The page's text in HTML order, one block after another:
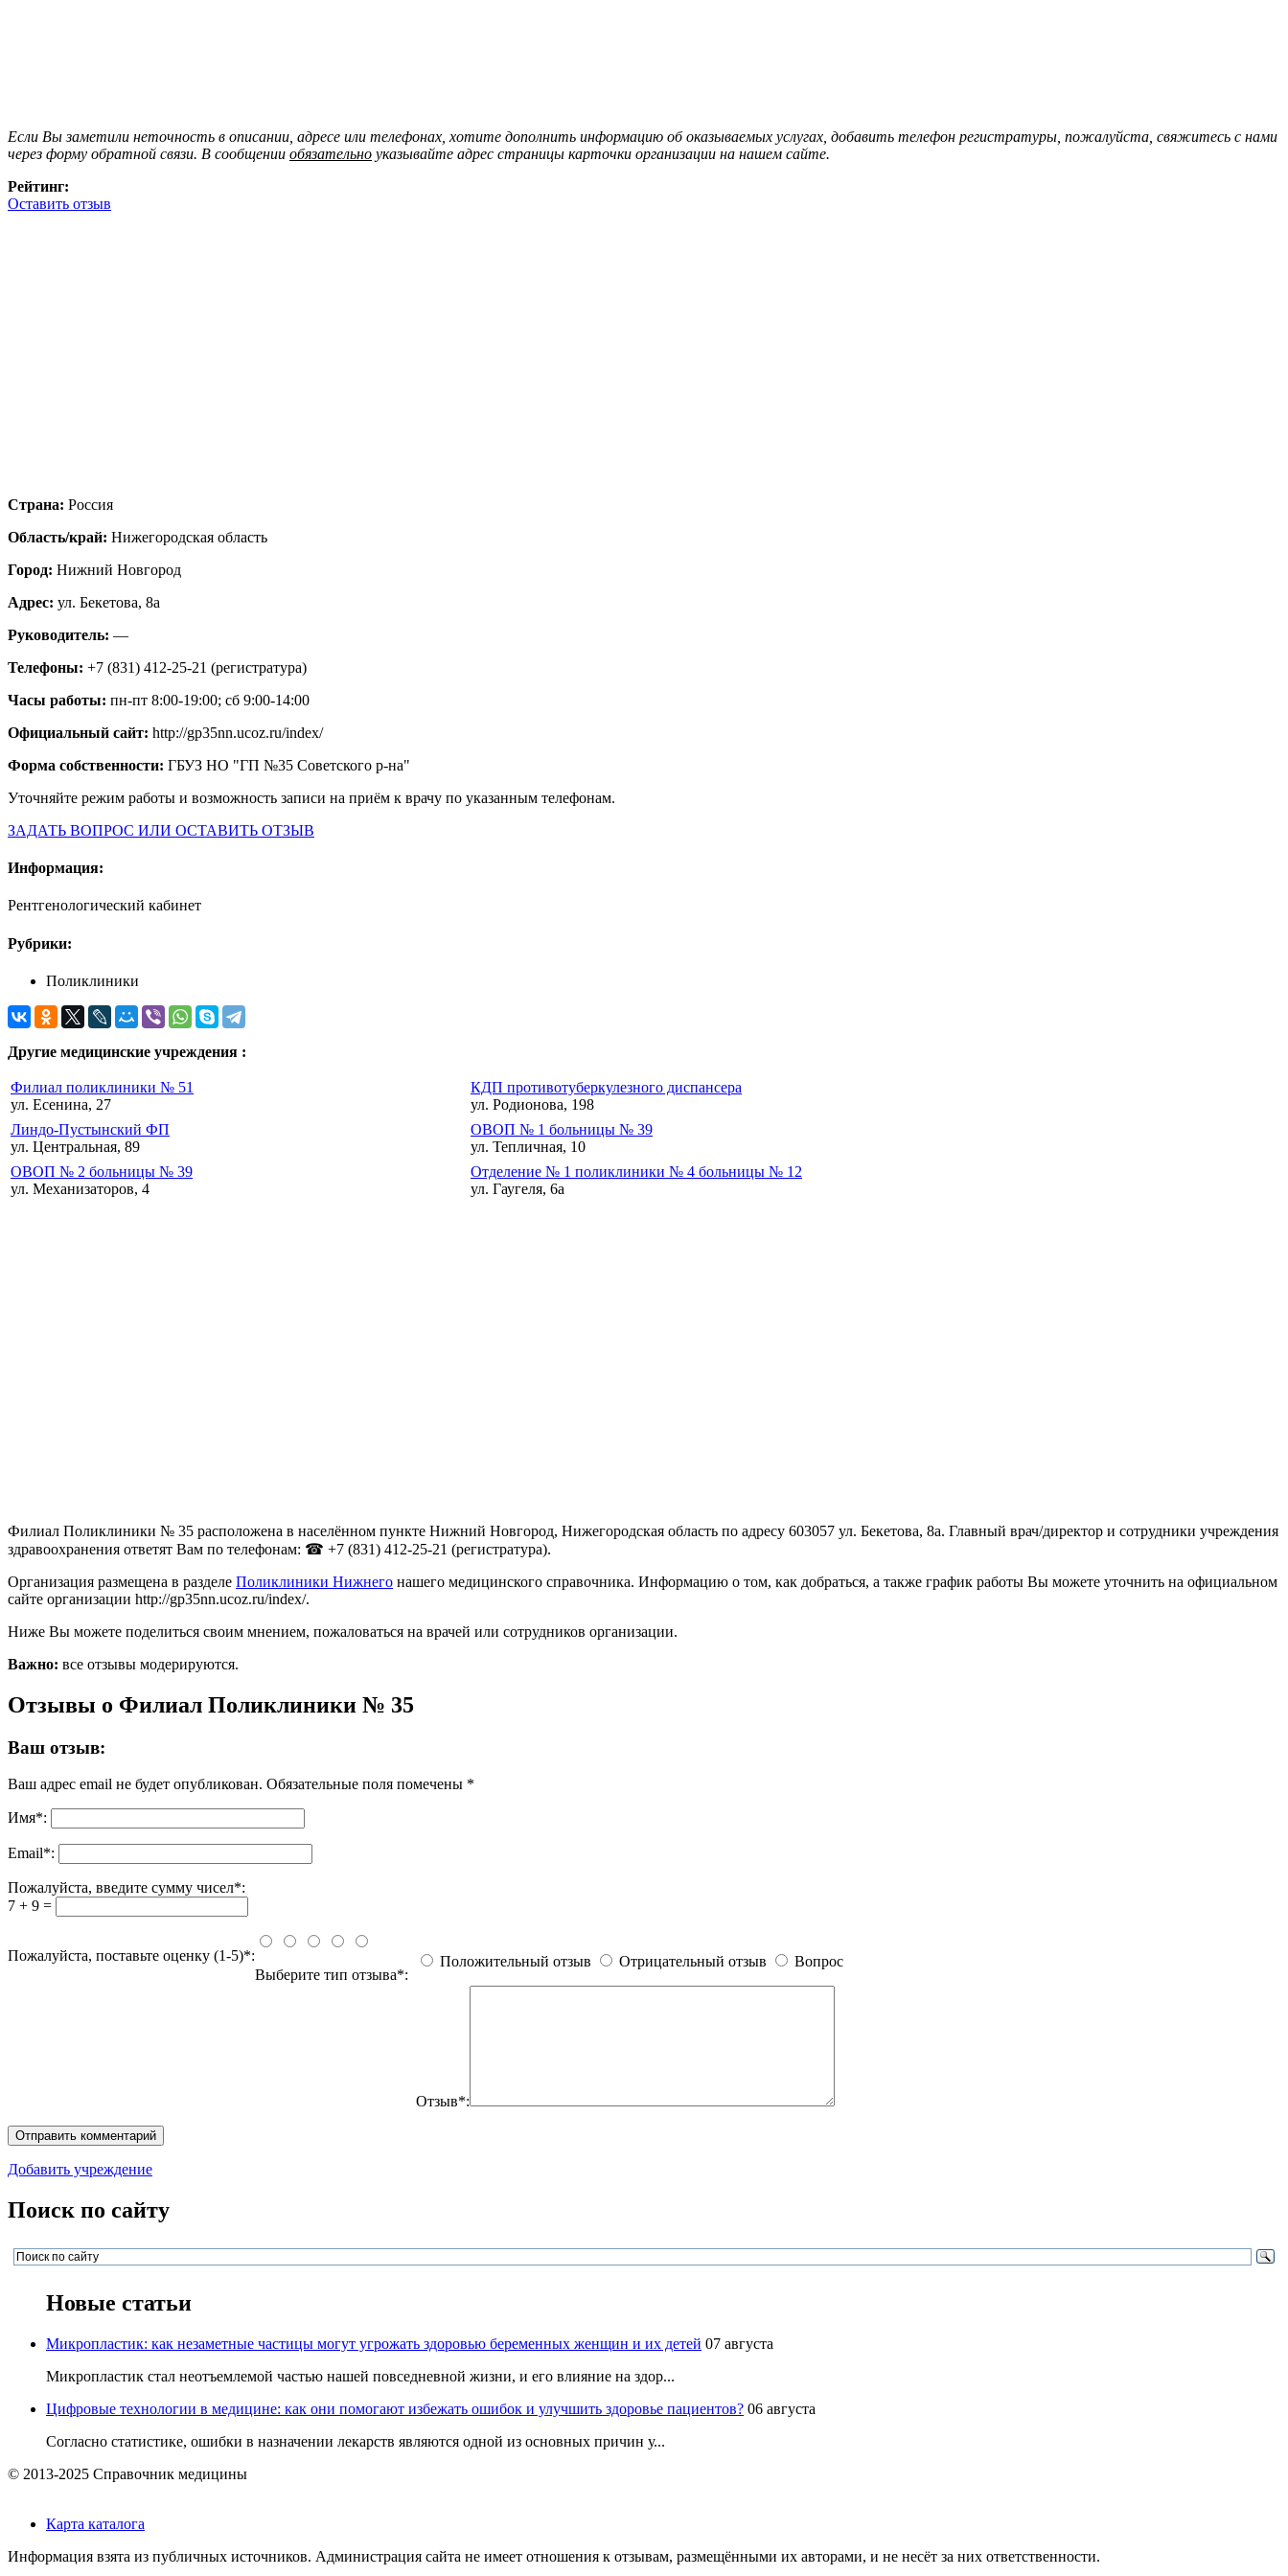
Если Вы заметили неточность в описании, адресе или телефонах, хотите дополнить информацию об оказываемых услугах, добавить телефон регистратуры, пожалуйста, свяжитесь с нами
через форму обратной связи. В сообщении обязательно указывайте адрес страницы карточки организации на нашем сайте.
Рейтинг:
Оставить отзыв
Страна: Россия
Область/край: Нижегородская область
Город: Нижний Новгород
Адрес: ул. Бекетова, 8а
Руководитель: —
Телефоны: +7 (831) 412-25-21 (регистратура)
Часы работы: пн-пт 8:00-19:00; сб 9:00-14:00
Официальный сайт: http://gp35nn.ucoz.ru/index/
Форма собственности: ГБУЗ НО "ГП №35 Советского р-на"
Уточняйте режим работы и возможность записи на приём к врачу по указанным телефонам.
ЗАДАТЬ ВОПРОС ИЛИ ОСТАВИТЬ ОТЗЫВ
Информация:
Рентгенологический кабинет
Рубрики:
Поликлиники
Другие медицинские учреждения :
Филиал поликлиники № 51
ул. Есенина, 27
КДП противотуберкулезного диспансера
ул. Родионова, 198
Линдо-Пустынский ФП
ул. Центральная, 89
ОВОП № 1 больницы № 39
ул. Тепличная, 10
ОВОП № 2 больницы № 39
ул. Механизаторов, 4
Отделение № 1 поликлиники № 4 больницы № 12
ул. Гаугеля, 6а
Филиал Поликлиники № 35 расположена в населённом пункте Нижний Новгород, Нижегородская область по адресу 603057 ул. Бекетова, 8а. Главный врач/директор и сотрудники учреждения
здравоохранения ответят Вам по телефонам: ☎ +7 (831) 412-25-21 (регистратура).
Организация размещена в разделе Поликлиники Нижнего нашего медицинского справочника. Информацию о том, как добраться, а также график работы Вы можете уточнить на официальном
сайте организации http://gp35nn.ucoz.ru/index/.
Ниже Вы можете поделиться своим мнением, пожаловаться на врачей или сотрудников организации.
Важно: все отзывы модерируются.
Отзывы о Филиал Поликлиники № 35
Ваш отзыв:
Ваш адрес email не будет опубликован. Обязательные поля помечены *
Имя*:
Email*:
Пожалуйста, введите сумму чисел*:
7 + 9 =
Пожалуйста, поставьте оценку (1-5)*:
Выберите тип отзыва*:
Положительный отзыв Отрицательный отзыв Вопрос
Отзыв*:
Добавить учреждение
Поиск по сайту
Новые статьи
Микропластик: как незаметные частицы могут угрожать здоровью беременных женщин и их детей 07 августа
Микропластик стал неотъемлемой частью нашей повседневной жизни, и его влияние на здор...
Цифровые технологии в медицине: как они помогают избежать ошибок и улучшить здоровье пациентов? 06 августа
Согласно статистике, ошибки в назначении лекарств являются одной из основных причин у...
© 2013-2025 Справочник медицины
Карта каталога
Информация взята из публичных источников. Администрация сайта не имеет отношения к отзывам, размещёнными их авторами, и не несёт за них ответственности.